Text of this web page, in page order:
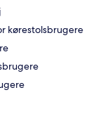
kørestolsbrugere